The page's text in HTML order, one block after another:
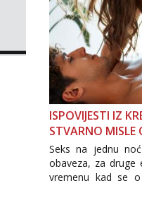
ISPOVIJESTI IZ
STVARNO MISLE
Seks na jednu
obaveza, za druge
vremenu kad se
tema „jedne noći